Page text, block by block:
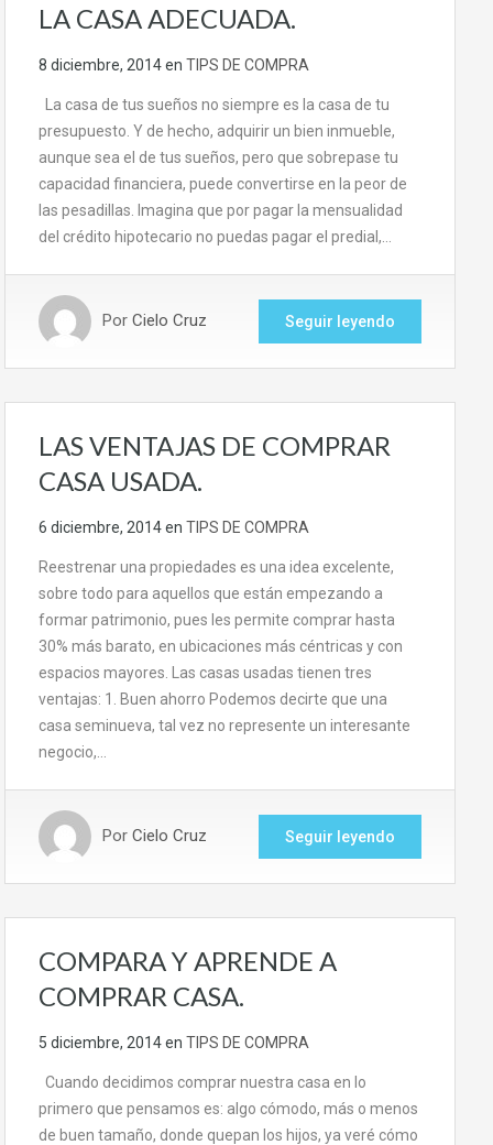
LA CASA ADECUADA.
8 diciembre, 2014en TIPS DE COMPRA
La casa de tus sueños no siempre es la casa de tu
presupuesto. Y de hecho, adquirir un bien inmueble,
aunque sea el de tus sueños, pero que sobrepase tu
capacidad financiera, puede convertirse en la peor de
las pesadillas. Imagina que por pagar la mensualidad
del crédito hipotecario no puedas pagar el predial,…
Por Cielo Cruz Seguir leyendo
LAS VENTAJAS DE COMPRAR
CASA USADA.
6 diciembre, 2014en TIPS DE COMPRA
Reestrenar una propiedades es una idea excelente,
sobre todo para aquellos que están empezando a
formar patrimonio, pues les permite comprar hasta
30% más barato, en ubicaciones más céntricas y con
espacios mayores. Las casas usadas tienen tres
ventajas: 1. Buen ahorro Podemos decirte que una
casa seminueva, tal vez no represente un interesante
negocio,…
Por Cielo Cruz Seguir leyendo
COMPARA Y APRENDE A
COMPRAR CASA.
5 diciembre, 2014en TIPS DE COMPRA
Cuando decidimos comprar nuestra casa en lo
primero que pensamos es: algo cómodo, más o menos
de buen tamaño, donde quepan los hijos, ya veré cómo